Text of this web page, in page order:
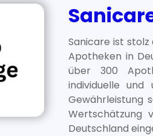
Sanicare ist
Apotheken in
über 300
individuelle und
Gewährleistung
Wertschätzung
Deutschland